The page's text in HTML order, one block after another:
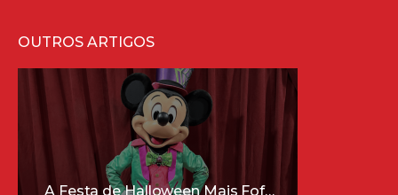
OUTROS ARTIGOS
A Festa de Halloween Mais Fofa da Disney Está Chegando!